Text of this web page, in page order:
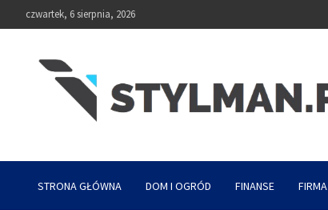
to
czwartek, 6 sierpnia, 2026
Stylman
STRONA GŁÓWNA DOM I OGRÓD FINANSE FIRMA